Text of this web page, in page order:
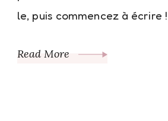
le, puis commencez à écrire !
Read More